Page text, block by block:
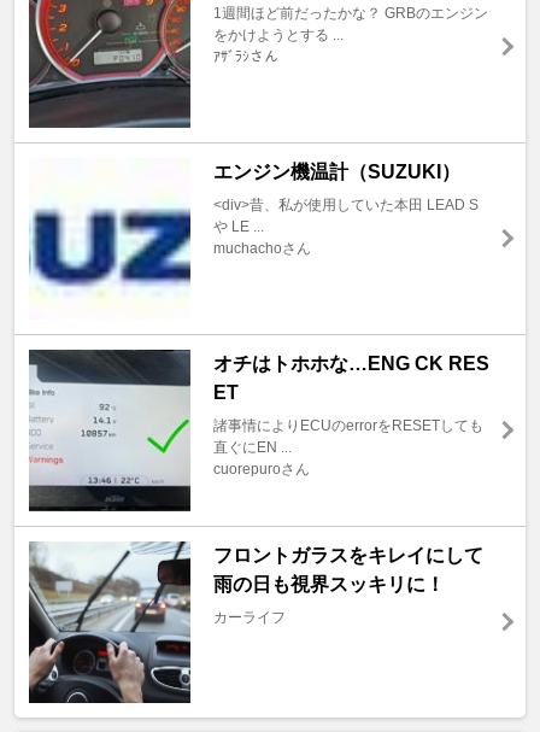
1週間ほど前だったかな？ GRBのエンジン
をかけようとする ...
ｱｻﾞﾗｼさん
エンジン機温計（SUZUKI）
<div>昔、私が使用していた本田 LEAD S
や LE ...
muchachoさん
オチはトホホな…ENG CK RES
ET
諸事情によりECUのerrorをRESETしても
直ぐにEN ...
cuorepuroさん
フロントガラスをキレイにして
雨の日も視界スッキリに！
カーライフ